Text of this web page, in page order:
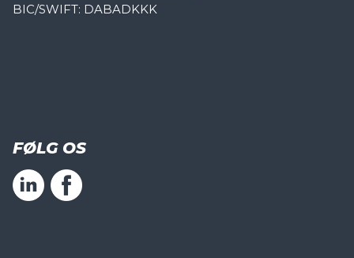
BIC/SWIFT: DABADKKK
FØLG OS